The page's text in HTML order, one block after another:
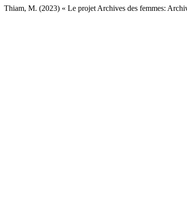
Thiam, M. (2023) « Le projet Archives des femmes: